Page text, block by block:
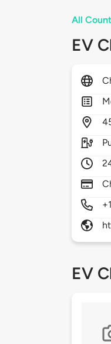
All
EV
EV